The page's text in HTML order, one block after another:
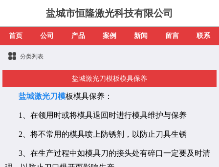
盐城市恒隆激光科技有限公司
首页 公司 产品 案例 新闻 留言 联系
分类列表
盐城激光刀模板模具保养
盐城激光刀模板模具保养：
1、在领用时或将模具退回时进行模具维护与保养
2、将不常用的模具喷上防锈剂，以防止刀具生锈
3、在生产过程中如模具刀的接头处有碎口一定要及时清